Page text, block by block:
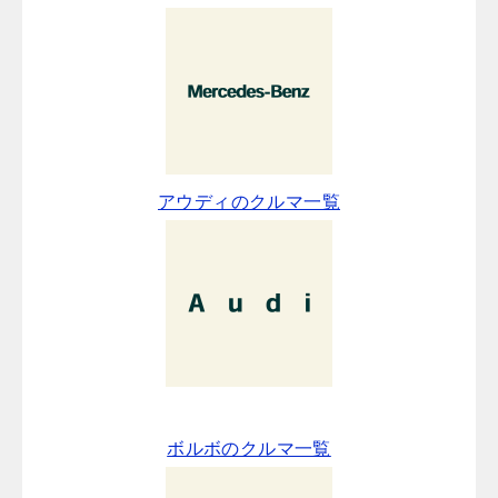
アウディのクルマ一覧
ボルボのクルマ一覧